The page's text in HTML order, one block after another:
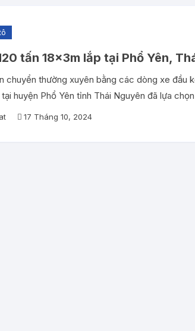
Cân điện tử 150 tấn
tấn 18x3m lắp tại Phổ Yên,
chuyển thường xuyên bằng các dòng xe đầu
huyện Phổ Yên tỉnh Thái Nguyên đã lựa chọn
17 Tháng 10, 2024